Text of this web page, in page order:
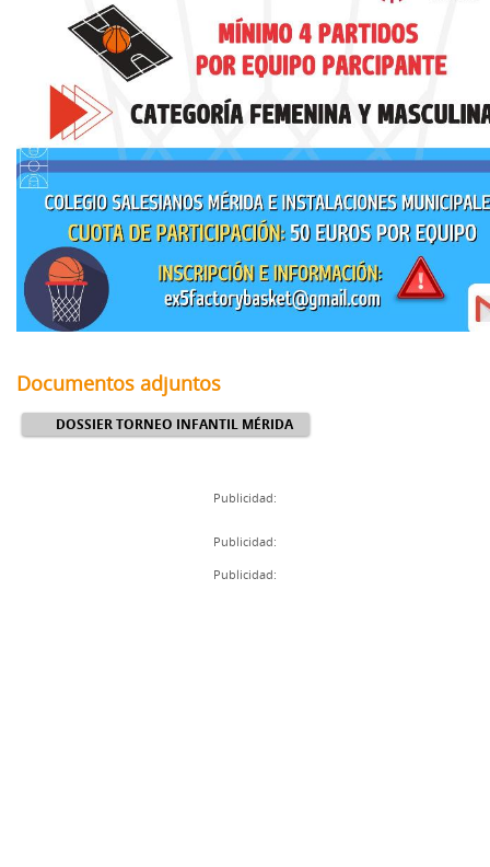
Documentos adjuntos
DOSSIER TORNEO INFANTIL MÉRIDA
Publicidad:
Publicidad:
Publicidad: